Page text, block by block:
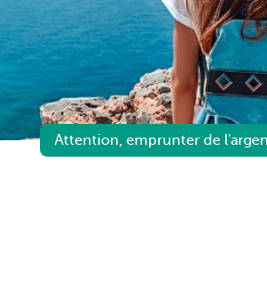
Brussels
Attention, emprunter de